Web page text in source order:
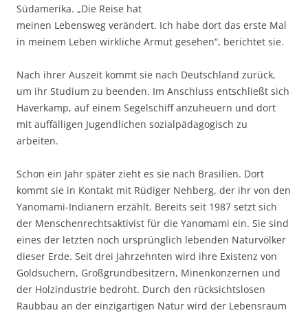
Südamerika. „Die Reise hat
meinen Lebensweg verändert. Ich habe dort das erste Mal
in meinem Leben wirkliche Armut gesehen“, berichtet sie.
Nach ihrer Auszeit kommt sie nach Deutschland zurück,
um ihr Studium zu beenden. Im Anschluss entschließt sich
Haverkamp, auf einem Segelschiff anzuheuern und dort
mit auffälligen Jugendlichen sozialpädagogisch zu
arbeiten.
Schon ein Jahr später zieht es sie nach Brasilien. Dort
kommt sie in Kontakt mit Rüdiger Nehberg, der ihr von den
Yanomami-Indianern erzählt. Bereits seit 1987 setzt sich
der Menschenrechtsaktivist für die Yanomami ein. Sie sind
eines der letzten noch ursprünglich lebenden Naturvölker
dieser Erde. Seit drei Jahrzehnten wird ihre Existenz von
Goldsuchern, Großgrundbesitzern, Minenkonzernen und
der Holzindustrie bedroht. Durch den rücksichtslosen
Raubbau an der einzigartigen Natur wird der Lebensraum